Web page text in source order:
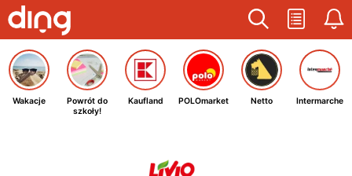
Wakacje
Powrót do
szkoły!
Kaufland POLOmarket Netto Intermarche